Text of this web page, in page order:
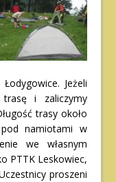
Jeżeli
i zaliczymy
trasy około
namiotami w
we własnym
PTTK Leskowiec,
proszeni